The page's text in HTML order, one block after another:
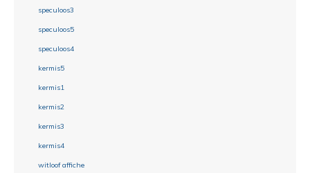
speculoos3
speculoos5
speculoos4
kermis5
kermis1
kermis2
kermis3
kermis4
witloof affiche